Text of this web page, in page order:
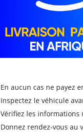
En aucun cas ne payez
Inspectez le véhicule
Vérifiez les
Donnez rendez-vous